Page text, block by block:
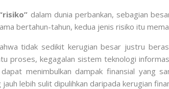
dalam dunia perbankan, sebagian
bertahun-tahun, kedua jenis risiko itu
tidak sedikit kerugian besar justru
proses, kegagalan sistem teknologi
menimbulkan dampak finansial yang
lebih sulit dipulihkan daripada kerugian